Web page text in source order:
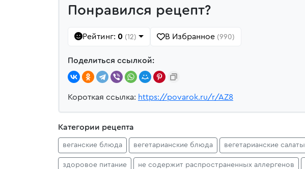
Понравился рецепт?
Рейтинг: 0 (12) В Избранное (990)
Поделиться ссылкой:
Короткая ссылка: https://povarok.ru/r/AZ8
Категории рецепта
веганские блюда вегетарианские блюда вегетарианские салаты
здоровое питание не содержит распространенных аллергенов